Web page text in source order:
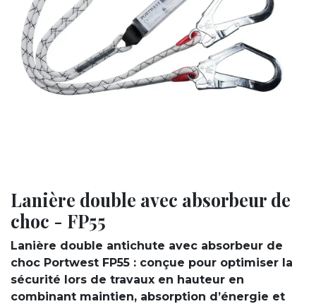
Lanière double avec absorbeur de
choc - FP55
Lanière double antichute avec absorbeur de
choc Portwest FP55 : conçue pour optimiser la
sécurité lors de travaux en hauteur en
combinant maintien, absorption d’énergie et